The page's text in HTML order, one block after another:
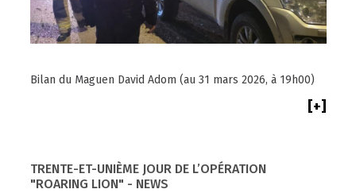
Bilan du Maguen David Adom (au 31 mars 2026, à 19h00)
[+]
TRENTE-ET-UNIÈME JOUR DE L’OPÉRATION
"ROARING LION" - NEWS